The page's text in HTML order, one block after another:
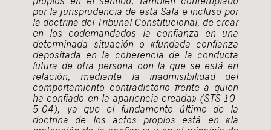
por la jurisprudencia de esta Sala e incluso por
la doctrina del Tribunal Constitucional, de crear
en los codemandados la confianza en una
determinada situación o «fundada confianza
depositada en la coherencia de la conducta
futura de otra persona con la que se está en
relación, mediante la inadmisibilidad del
comportamiento contradictorio frente a quien
ha confiado en la apariencia creada» (STS 10-
5-04), ya que el fundamento último de la
doctrina de los actos propios está en «la